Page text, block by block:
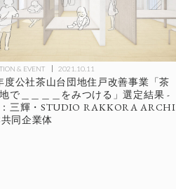
& EVENT 2021.10.11
度公社茶山台団地住戸改善事業「茶
で＿＿＿＿をみつける」選定結果 -
三輝・STUDIO RAKKORA ARCHI
同企業体